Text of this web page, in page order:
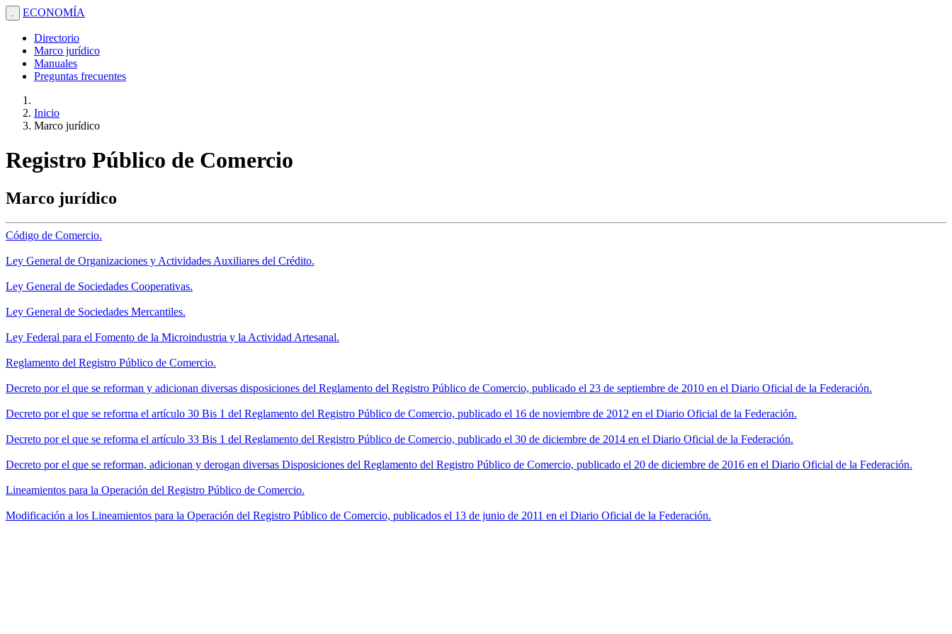
. ECONOMÍA
Directorio
Marco jurídico
Manuales
Preguntas frecuentes
Inicio
Marco jurídico
Registro Público de Comercio
Marco jurídico
Código de Comercio.
Ley General de Organizaciones y Actividades Auxiliares del Crédito.
Ley General de Sociedades Cooperativas.
Ley General de Sociedades Mercantiles.
Ley Federal para el Fomento de la Microindustria y la Actividad Artesanal.
Reglamento del Registro Público de Comercio.
Decreto por el que se reforman y adicionan diversas disposiciones del Reglamento del Registro Público de Comercio, publicado el 23 de septiembre de 2010 en el Diario Oficial de la Federación.
Decreto por el que se reforma el artículo 30 Bis 1 del Reglamento del Registro Público de Comercio, publicado el 16 de noviembre de 2012 en el Diario Oficial de la Federación.
Decreto por el que se reforma el artículo 33 Bis 1 del Reglamento del Registro Público de Comercio, publicado el 30 de diciembre de 2014 en el Diario Oficial de la Federación.
Decreto por el que se reforman, adicionan y derogan diversas Disposiciones del Reglamento del Registro Público de Comercio, publicado el 20 de diciembre de 2016 en el Diario Oficial de la Federación.
Lineamientos para la Operación del Registro Público de Comercio.
Modificación a los Lineamientos para la Operación del Registro Público de Comercio, publicados el 13 de junio de 2011 en el Diario Oficial de la Federación.